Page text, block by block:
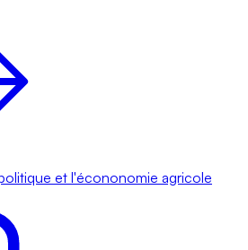
et l'écononomie agricole